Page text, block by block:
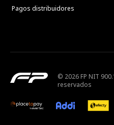
Pagos distribuidores
© 2026 FP NIT
reservados